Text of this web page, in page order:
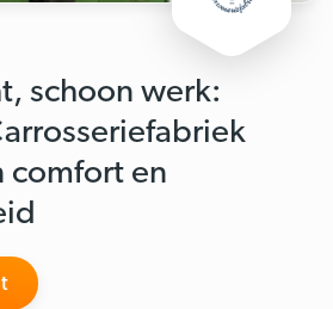
schoon werk:
comfort en